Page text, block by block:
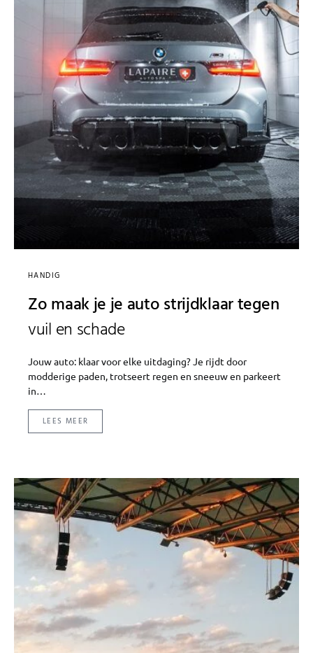
HANDIG
Zo maak je je auto strijdklaar tegen
vuil en schade
Jouw auto: klaar voor elke uitdaging? Je rijdt door
modderige paden, trotseert regen en sneeuw en parkeert
in…
LEES MEER